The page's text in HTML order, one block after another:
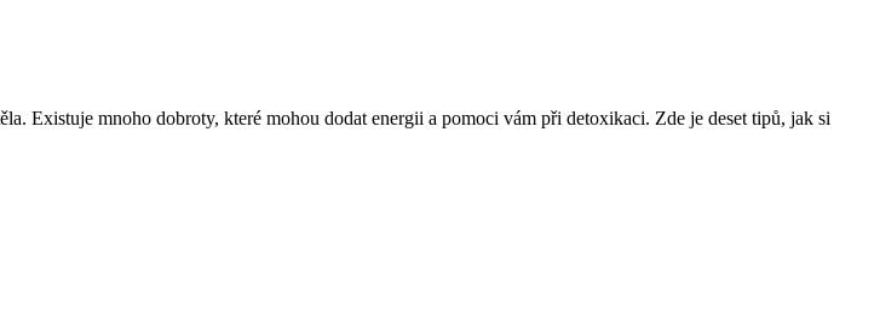
Existuje mnoho dobroty, které mohou dodat energii a pomoci vám při detoxikaci. Zde je deset tipů, jak si